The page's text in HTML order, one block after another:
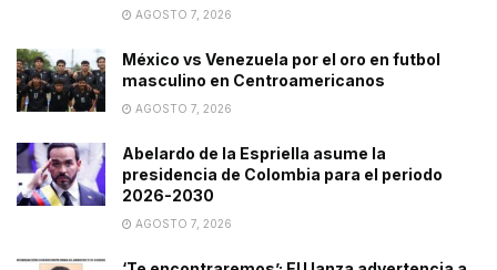
AGOSTO 7, 2026
México vs Venezuela por el oro en futbol
masculino en Centroamericanos
AGOSTO 7, 2026
Abelardo de la Espriella asume la
presidencia de Colombia para el periodo
2026-2030
AGOSTO 7, 2026